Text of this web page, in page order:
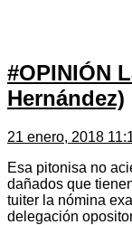
#OPINIÓN
Hernández)
21 enero, 2018
Esa pitonisa no
dañados que
tuiter la nómina
delegación